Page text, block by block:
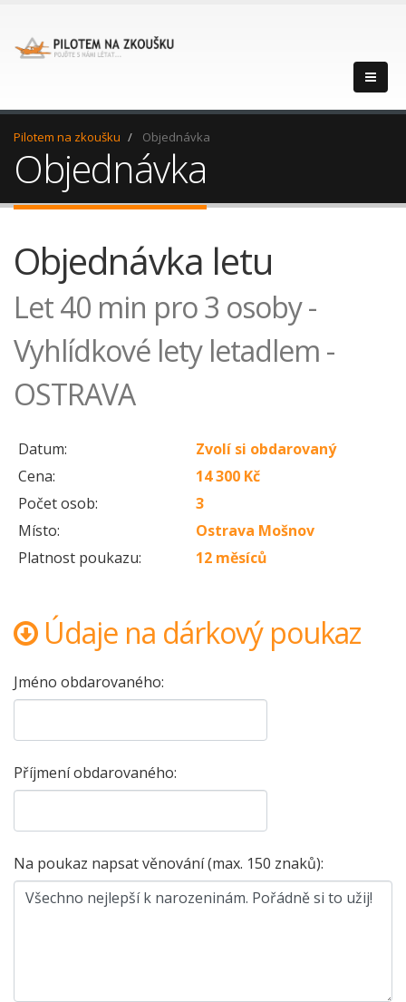
Pilotem na zkoušku Objednávka
Objednávka
Objednávka letu
Let 40 min pro 3 osoby -
Vyhlídkové lety letadlem -
OSTRAVA
Datum:
Zvolí si obdarovaný
Cena:
14 300 Kč
Počet osob:
3
Místo:
Ostrava Mošnov
Platnost poukazu:
12 měsíců
Údaje na dárkový poukaz
Jméno obdarovaného:
Příjmení obdarovaného:
Na poukaz napsat věnování (max. 150 znaků):